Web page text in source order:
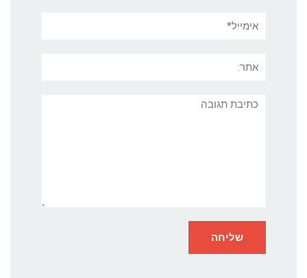
תגובה